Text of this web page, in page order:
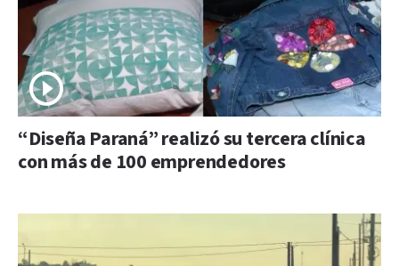
“Diseña Paraná” realizó su tercera clínica
con más de 100 emprendedores